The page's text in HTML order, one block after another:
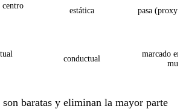
centro
estática pasa (proxy
conductual
marcado en
son baratas y eliminan la mayor parte